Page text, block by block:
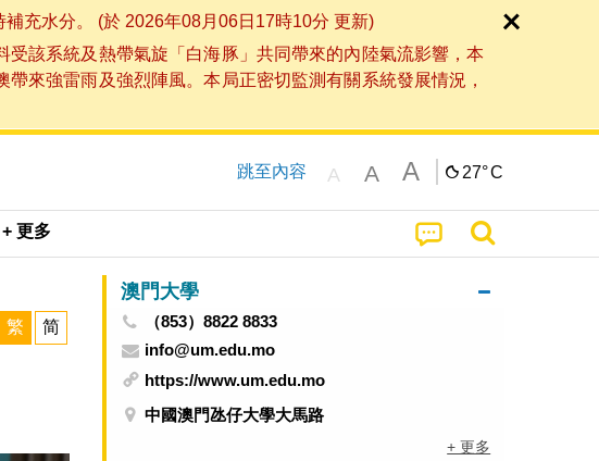
充水分。 (於 2026年08月06日17時10分 更新)
該系統及熱帶氣旋「白海豚」共同帶來的內陸氣流影響，本
來強雷雨及強烈陣風。本局正密切監測有關系統發展情況，
跳至內容 A A A 27°C
+ 更多
繁 简
澳門大學
（853）8822 8833
info@um.edu.mo
https://www.um.edu.mo
中國澳門氹仔大學大馬路
+ 更多